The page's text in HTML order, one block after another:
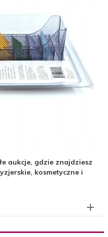
aukcje, gdzie znajdziesz
kosmetyczne i